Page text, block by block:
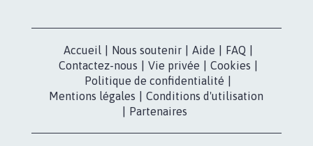
Accueil Nous soutenir Aide FAQ
Contactez-nous
Vie privée Cookies
Politique de confidentialité
Mentions légales
Conditions d'utilisation
Partenaires